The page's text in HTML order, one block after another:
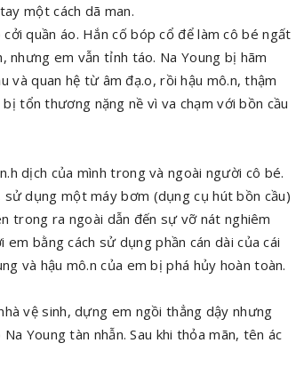
một cách dã man.
quần áo. Hắn cố bóp cổ để làm cô bé ngất
nhưng em vẫn tỉnh táo. Na Young bị hãm
và quan hệ từ âm đạ.o, rồi hậu mô.n, thậm
tổn thương nặng nề vì va chạm với bồn cầu
dịch của mình trong và ngoài người cô bé.
dụng một máy bơm (dụng cụ hút bồn cầu)
trong ra ngoài dẫn đến sự vỡ nát nghiêm
bằng cách sử dụng phần cán dài của cái
và hậu mô.n của em bị phá hủy hoàn toàn.
vệ sinh, dựng em ngồi thẳng dậy nhưng
Young tàn nhẫn. Sau khi thỏa mãn, tên ác